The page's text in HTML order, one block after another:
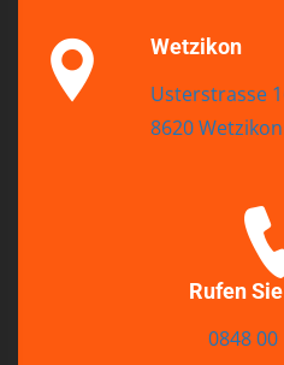
Wetzikon
Usterstrasse
8620 Wetzikon
Rufen
0848 00